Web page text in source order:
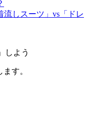
しスーツ」vs「ドレ
しよう
す。